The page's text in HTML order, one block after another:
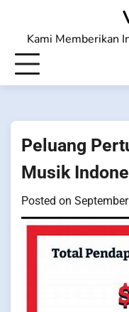
contentKami Memberikan
Peluang
Musik
Posted on